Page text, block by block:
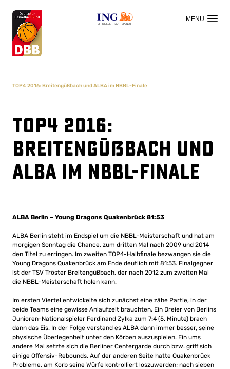
OFFIZIELLER HAUPTSPONSOR
TOP4 2016: Breitengüßbach und ALBA im NBBL-Finale
TOP4 2016:
Breitengüßbach und
ALBA im NBBL-Finale
ALBA Berlin – Young Dragons Quakenbrück 81:53
ALBA Berlin steht im Endspiel um die NBBL-Meisterschaft und hat am
morgigen Sonntag die Chance, zum dritten Mal nach 2009 und 2014
den Titel zu erringen. Im zweiten TOP4-Halbfinale bezwangen sie die
Young Dragons Quakenbrück am Ende deutlich mit 81:53. Finalgegner
ist der TSV Tröster Breitengüßbach, der nach 2012 zum zweiten Mal
die NBBL-Meisterschaft holen kann.
Im ersten Viertel entwickelte sich zunächst eine zähe Partie, in der
beide Teams eine gewisse Anlaufzeit brauchten. Ein Dreier von Berlins
Junioren-Nationalspieler Ferdinand Zylka zum 7:4 (5. Minute) brach
dann das Eis. In der Folge verstand es ALBA dann immer besser, seine
physische Überlegenheit unter den Körben auszuspielen. Ein ums
andere Mal setzte sich die Berliner Centergarde durch bzw. griff sich
einige Offensiv-Rebounds. Auf der anderen Seite hatte Quakenbrück
Probleme, am Korb seine Würfe kontrolliert loszuwerden; nach sieben